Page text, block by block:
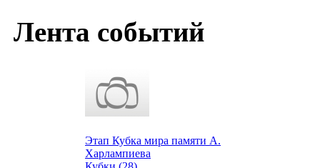
Лента событий
Этап Кубка мира памяти А.
Харлампиева